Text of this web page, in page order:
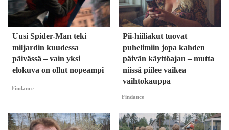
Uusi Spider-Man teki
miljardin kuudessa
päivässä – vain yksi
elokuva on ollut nopeampi
Findance
Pii-hiiliakut tuovat
puhelimiin jopa kahden
päivän käyttöajan – mutta
niissä piilee vaikea
vaihtokauppa
Findance